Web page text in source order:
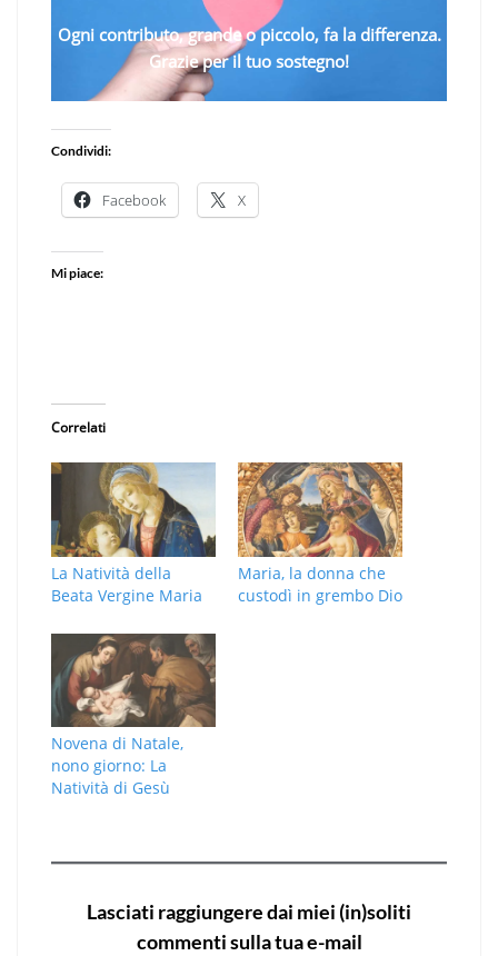
Ogni contributo, grande o piccolo, fa la differenza.
Grazie per il tuo sostegno!
Condividi:
Facebook X
Mi piace:
Correlati
La Natività della
Beata Vergine Maria
Maria, la donna che
custodì in grembo Dio
Novena di Natale,
nono giorno: La
Natività di Gesù
Lasciati raggiungere dai miei (in)soliti
commenti sulla tua e-mail